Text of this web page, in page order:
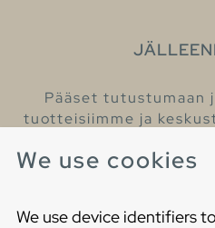
We use cookies
We use device identifiers
Pääset tutustumaan
tuotteisiimme ja